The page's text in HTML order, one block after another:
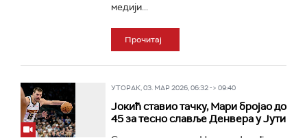
медији...
Прочитај
УТОРАК, 03. МАР 2026, 06:32 -> 09:40
Јокић ставио тачку, Мари бројао до
45 за тесно славље Денвера у Јути